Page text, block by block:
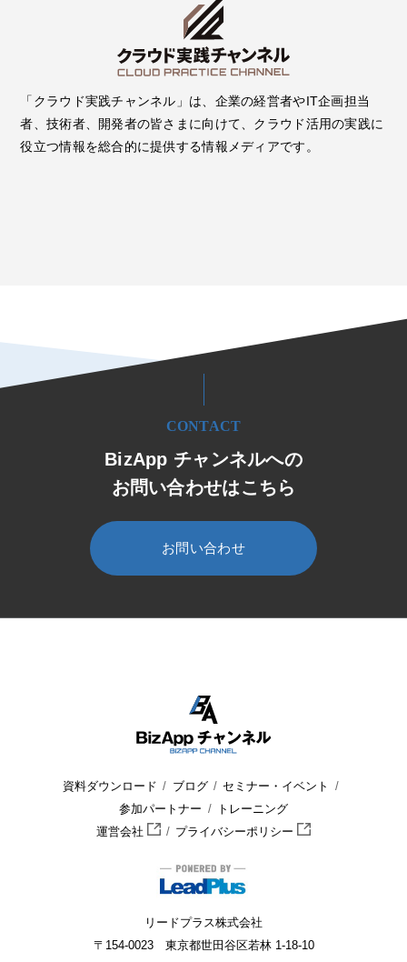
「クラウド実践チャンネル」は、企業の経営者やIT企画担当
者、技術者、開発者の皆さまに向けて、クラウド活用の実践に
役立つ情報を総合的に提供する情報メディアです。
CONTACT
BizApp チャンネルへの
お問い合わせはこちら
お問い合わせ
資料ダウンロード ブログ
セミナー・イベント
参加パートナー
トレーニング
運営会社
プライバシーポリシー
リードプラス株式会社
〒154-0023 東京都世田谷区若林 1-18-10